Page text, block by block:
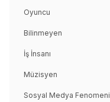
Oyuncu
Bilinmeyen
İş İnsanı
Müzisyen
Sosyal Medya Fenomeni